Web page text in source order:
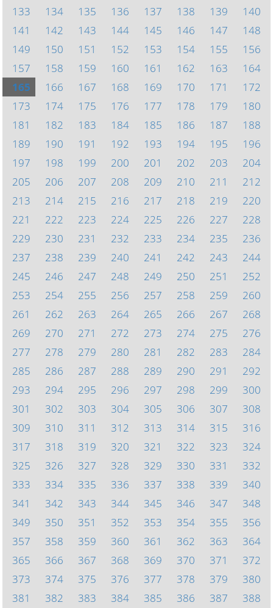
133
134 135 136 137 138 139
140
141
142 143 144 145 146 147
148
149
150 151 152 153 154 155
156
157
158 159 160 161 162 163
164
165
166 167 168 169 170 171
172
173
174 175 176 177 178 179
180
181
182 183 184 185 186 187
188
189
190 191 192 193 194 195
196
197
198 199 200 201 202 203
204
205
206 207 208 209 210 211
212
213
214 215 216 217 218 219
220
221
222 223 224 225 226 227
228
229
230 231 232 233 234 235
236
237
238 239 240 241 242 243
244
245
246 247 248 249 250 251
252
253
254 255 256 257 258 259
260
261
262 263 264 265 266 267
268
269
270 271 272 273 274 275
276
277
278 279 280 281 282 283
284
285
286 287 288 289 290 291
292
293
294 295 296 297 298 299
300
301
302 303 304 305 306 307
308
309
310 311 312 313 314 315
316
317
318 319 320 321 322 323
324
325
326 327 328 329 330 331
332
333
334 335 336 337 338 339
340
341
342 343 344 345 346 347
348
349
350 351 352 353 354 355
356
357
358 359 360 361 362 363
364
365
366 367 368 369 370 371
372
373
374 375 376 377 378 379
380
381
382 383 384 385 386 387 388